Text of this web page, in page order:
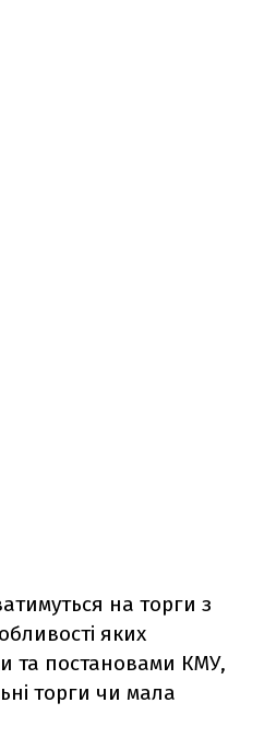
на торги з
яких
та постановами КМУ,
торги чи мала